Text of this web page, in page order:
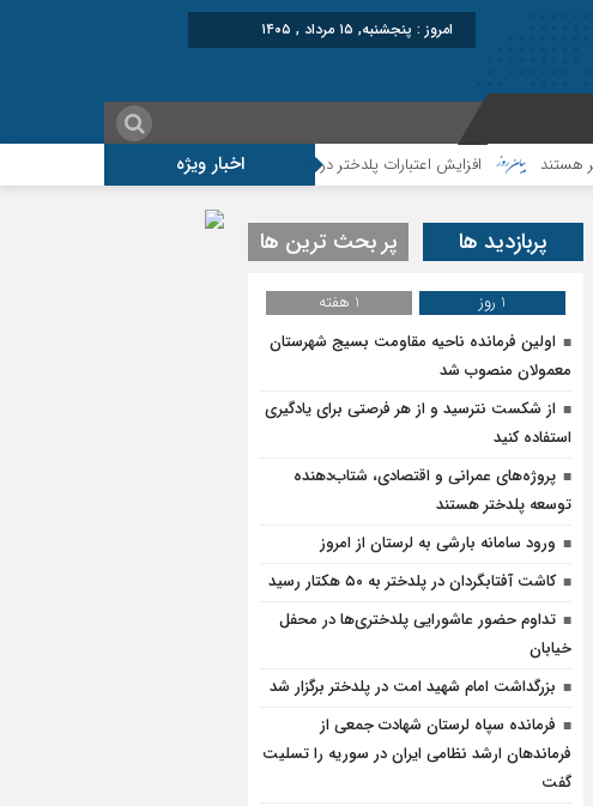
امروز : پنجشنبه, ۱۵ مرداد , ۱۴۰۵
اخبار ویژه افزایش اعتبارات پلدختر در سال ۱۴۰۵ موکب شهید شکارچی سراب حمام ؛از
پربازدید ها پر بحث ترین ها
1 روز
1 هفته
اولین فرمانده ناحیه مقاومت بسیج شهرستان
معمولان منصوب شد
از شکست نترسید و از هر فرصتی برای یادگیری
استفاده کنید
پروژه‌های عمرانی و اقتصادی، شتاب‌دهنده
توسعه پلدختر هستند
ورود سامانه بارشی به لرستان از امروز
کاشت آفتابگردان در پلدختر به ۵۰ هکتار رسید
تداوم حضور عاشورایی پلدختری‌ها در محفل
خیابان
بزرگداشت امام شهید امت در پلدختر برگزار شد
فرمانده سپاه لرستان شهادت جمعی از
فرماندهان ارشد نظامی ایران در سوریه را تسلیت
گفت